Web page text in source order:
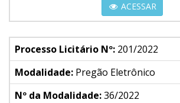
ACESSAR
Processo Licitário Nº: 201/2022
Modalidade: Pregão Eletrônico
Nº da Modalidade:36/2022